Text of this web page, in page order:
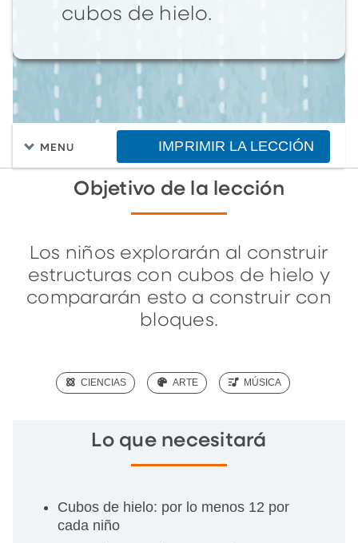
cubos de hielo.
MENU IMPRIMIR LA LECCIÓN
Objetivo de la lección
Los niños explorarán al construir
estructuras con cubos de hielo y
compararán esto a construir con
bloques.
(SCIENCE)
CIENCIAS (ART)
ARTE (MUSIC)
MÚSICA
Lo que necesitará
Cubos de hielo: por lo menos 12 por
cada niño